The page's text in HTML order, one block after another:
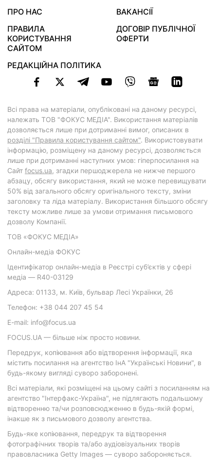
ПРО НАС
ВАКАНСІЇ
ПРАВИЛА
КОРИСТУВАННЯ
САЙТОМ
ДОГОВІР ПУБЛІЧНОЇ
ОФЕРТИ
РЕДАКЦІЙНА ПОЛІТИКА
Всі права на матеріали, опубліковані на даному ресурсі,
належать ТОВ "ФОКУС МЕДІА". Використання матеріалів
дозволяється лише при дотриманні вимог, описаних в
розділі "Правила користування сайтом". Використовувати
інформацію, розміщену на даному ресурсі, дозволяється
лише при дотриманні наступних умов: гіперпосилання на
Cайт focus.ua, згадки першоджерела не нижче першого
абзацу, обсягу використання, який не може перевищувати
50% від загального обсягу оригінального тексту, зміни
заголовку та ліда матеріалу. Використання більшого обсягу
тексту можливе лише за умови отримання письмового
дозволу Компанії.
ТОВ «ФОКУС МЕДІА»
Онлайн-медіа ФОКУС
Ідентифікатор онлайн-медіа в Реєстрі суб’єктів у сфері
медіа — R40-03129
Адреса: 01133, м. Київ, бульвар Лесі Українки, 26
Телефон: +38 044 207 45 54
E-mail: info@focus.ua
FOCUS.UA — більше ніж просто новини.
Передрук, копіювання або відтворення інформації, яка
містить посилання на агентство ІнА "Українські Новини", в
будь-якому вигляді суворо заборонені.
Всі матеріали, які розміщені на цьому сайті з посиланням на
агентство "Інтерфакс-Україна", не підлягають подальшому
відтворенню та/чи розповсюдженню в будь-якій формі,
інакше як з письмового дозволу агентства.
Будь-яке копіювання, передрук та відтворення
фотографічних творів та/або аудіовізуальних творів
правовласника Getty Images — суворо забороняється.